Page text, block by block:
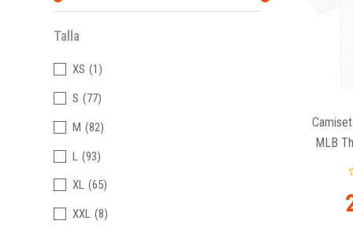
Talla
XS (1)
S (77)
M (82)
L (93)
XL (65)
XXL (8)
MLB